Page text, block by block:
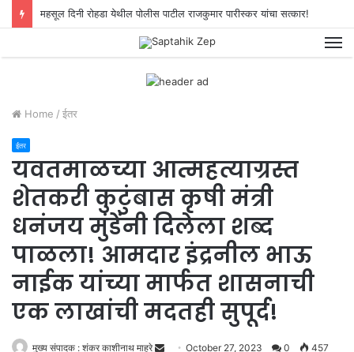
महसूल दिनी रोहडा येथील पोलीस पाटील राजकुमार पारीस्कर यांचा सत्कार!
Home / ईतर
ईतर
यवतमाळच्या आत्महत्याग्रस्त
शेतकरी कुटुंबास कृषी मंत्री
धनंजय मुंडेंनी दिलेला शब्द
पाळला! आमदार इंद्रनील भाऊ
नाईक यांच्या मार्फत शासनाची
एक लाखांची मदतही सुपूर्द!
मुख्य संपादक : शंकर काशीनाथ माहुरे October 27, 2023 0 457